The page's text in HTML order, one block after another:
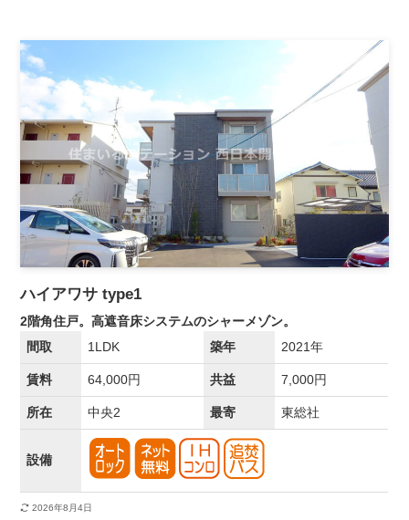
ハイアワサ type1
2階角住戸。高遮音床システムのシャーメゾン。
間取
1LDK 築年 2021年
賃料 64,000円 共益 7,000円
所在 中央2 最寄 東総社
設備
2026年8月4日